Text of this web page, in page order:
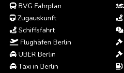
BVG Fahrplan
Zugauskunft
Schiffsfahrt
Flughäfen Berlin
UBER Berlin
Taxi in Berlin